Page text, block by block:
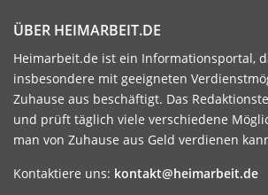
ÜBER HEIMARBEIT.DE
Heimarbeit.de ist ein Informationsportal,
insbesondere mit geeigneten
Zuhause aus beschäftigt. Das
und prüft täglich viele verschiedene
man von Zuhause aus Geld verdienen
Kontaktiere uns: kontakt@heimarbeit.de